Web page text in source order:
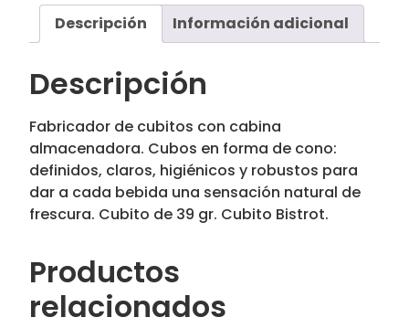
Descripción Información adicional
Descripción
Fabricador de cubitos con cabina
almacenadora. Cubos en forma de cono:
definidos, claros, higiénicos y robustos para
dar a cada bebida una sensación natural de
frescura. Cubito de 39 gr. Cubito Bistrot.
Productos
relacionados